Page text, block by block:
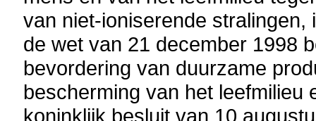
van niet-ioniserende
de wet van 21 december 1998
bevordering van duurzame
bescherming van het leefmilieu
koninklijk besluit van 10